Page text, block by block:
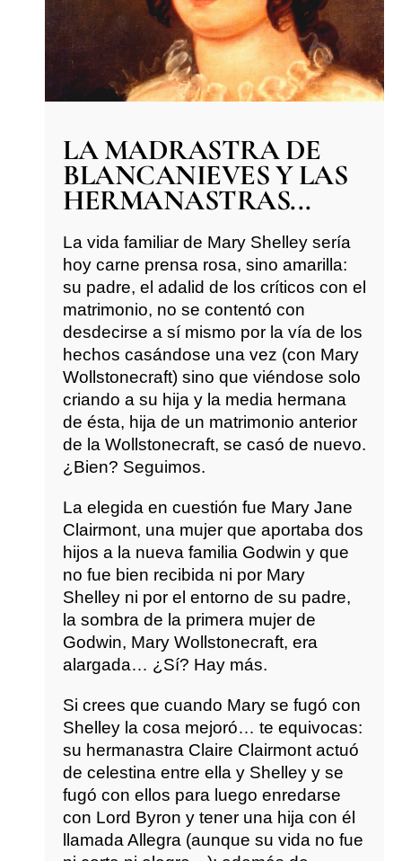
LA MADRASTRA DE
BLANCANIEVES Y LAS
HERMANASTRAS...
La vida familiar de Mary Shelley sería
hoy carne prensa rosa, sino amarilla:
su padre, el adalid de los críticos con el
matrimonio, no se contentó con
desdecirse a sí mismo por la vía de los
hechos casándose una vez (con Mary
Wollstonecraft) sino que viéndose solo
criando a su hija y la media hermana
de ésta, hija de un matrimonio anterior
de la Wollstonecraft, se casó de nuevo.
¿Bien? Seguimos.
La elegida en cuestión fue Mary Jane
Clairmont, una mujer que aportaba dos
hijos a la nueva familia Godwin y que
no fue bien recibida ni por Mary
Shelley ni por el entorno de su padre,
la sombra de la primera mujer de
Godwin, Mary Wollstonecraft, era
alargada… ¿Sí? Hay más.
Si crees que cuando Mary se fugó con
Shelley la cosa mejoró… te equivocas:
su hermanastra Claire Clairmont actuó
de celestina entre ella y Shelley y se
fugó con ellos para luego enredarse
con Lord Byron y tener una hija con él
llamada Allegra (aunque su vida no fue